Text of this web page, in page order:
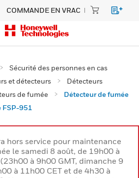
COMMANDE EN VRAC
Sécurité des personnes en cas
et détecteurs
Détecteurs
de fumée
Détecteur de fumée
FSP-951
hors service pour maintenance
le samedi 8 août, de 19h00 à
à 9h00 GMT, dimanche 9
à 11h00 CET et de 4h30 à